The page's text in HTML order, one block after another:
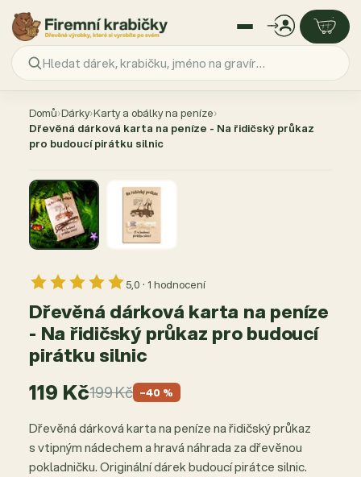
obsah
Domů›Dárky›Karty a obálky na peníze›
Dřevěná dárková karta na peníze - Na řidičský průkaz
pro budoucí pirátku silnic
AKCE −40 %
5,0 · 1 hodnocení
Dřevěná dárková karta na peníze
- Na řidičský průkaz pro budoucí
pirátku silnic
119 Kč199 Kč −40 %
Dřevěná dárková karta na peníze na řidičský průkaz
s vtipným nádechem a hravá náhrada za dřevěnou
pokladničku. Originální dárek budoucí pirátce silnic.